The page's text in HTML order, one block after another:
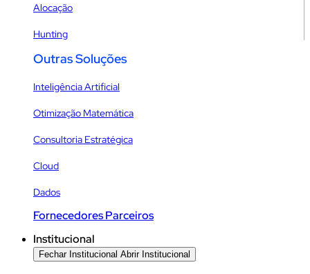
Alocação
Hunting
Outras Soluções
Inteligência Artificial
Otimização Matemática
Consultoria Estratégica
Cloud
Dados
Fornecedores Parceiros
Institucional
Fechar Institucional Abrir Institucional